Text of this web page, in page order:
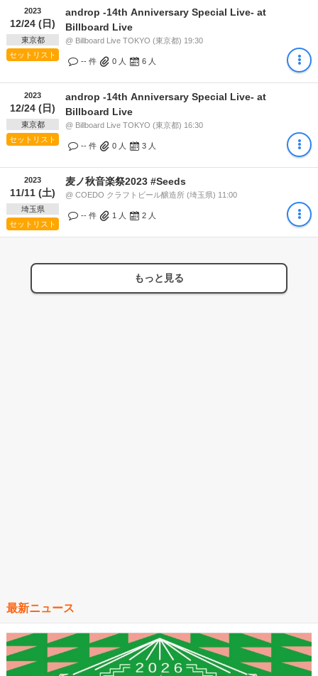
2023
12/24 (日)
東京都
セットリスト
androp -14th Anniversary Special Live- at
Billboard Live
@ Billboard Live TOKYO (東京都) 19:30
-- 件 0 人 6 人
2023
12/24 (日)
東京都
セットリスト
androp -14th Anniversary Special Live- at
Billboard Live
@ Billboard Live TOKYO (東京都) 16:30
-- 件 0 人 3 人
2023
11/11 (土)
埼玉県
セットリスト
麦ノ秋音楽祭2023 #Seeds
@ COEDO クラフトビール醸造所 (埼玉県) 11:00
-- 件 1 人 2 人
もっと見る
最新ニュース